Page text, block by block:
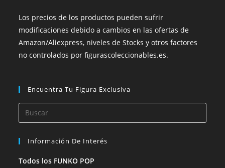
Los precios de los productos pueden sufrir
modificaciones debido a cambios en las ofertas de
Amazon/Aliexpress, niveles de Stocks y otros factores
no controlados por figurascoleccionables.es.
Encuentra Tu Figura Exclusiva
Información De Interés
Todos los FUNKO POP